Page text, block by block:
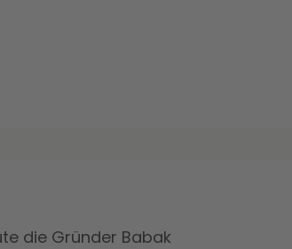
die Gründer Babak